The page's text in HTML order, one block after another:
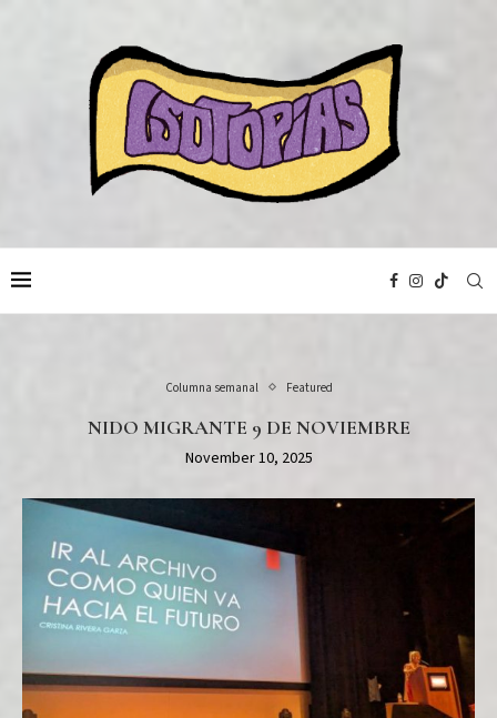
Columna semanal Featured
NIDO MIGRANTE 9 DE NOVIEMBRE
November 10, 2025